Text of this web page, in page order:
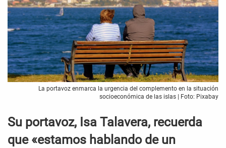
La portavoz enmarca la urgencia del complemento en la situación
socioeconómica de las islas | Foto: Pixabay
Su portavoz, Isa Talavera, recuerda
que «estamos hablando de un